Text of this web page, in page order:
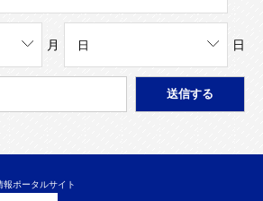
月 日
ポータルサイト